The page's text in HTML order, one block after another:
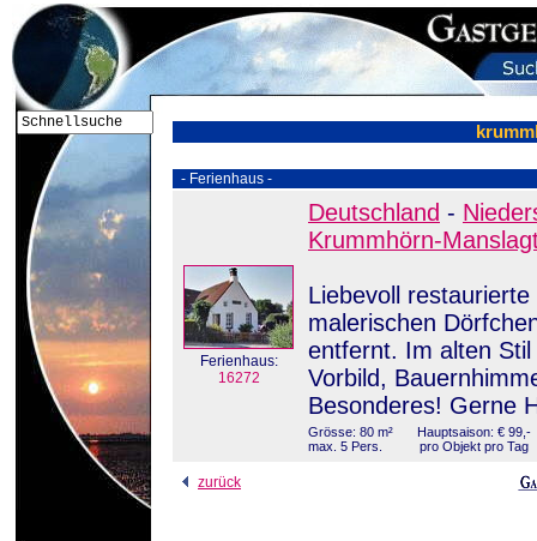
- Ferienhaus -
Ferienhaus:
16272
Deutschland -
Krummhörn-
Liebevoll
malerischen
entfernt. Im alten
Vorbild,
Besonderes! Gerne
Grösse: 80 m²
max. 5 Pers.
Hauptsaison: € 99,-
pro Objekt pro Tag
zurück